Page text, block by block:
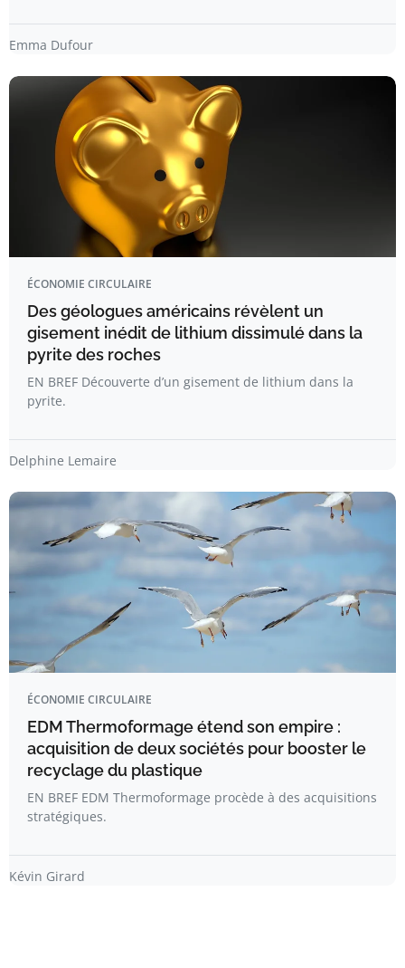
Emma Dufour
ÉCONOMIE CIRCULAIRE
Des géologues américains révèlent un
gisement inédit de lithium dissimulé dans la
pyrite des roches
EN BREF Découverte d’un gisement de lithium dans la
pyrite.
Delphine Lemaire
ÉCONOMIE CIRCULAIRE
EDM Thermoformage étend son empire :
acquisition de deux sociétés pour booster le
recyclage du plastique
EN BREF EDM Thermoformage procède à des acquisitions
stratégiques.
Kévin Girard